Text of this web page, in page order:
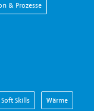
& Prozesse
Skills Wärme